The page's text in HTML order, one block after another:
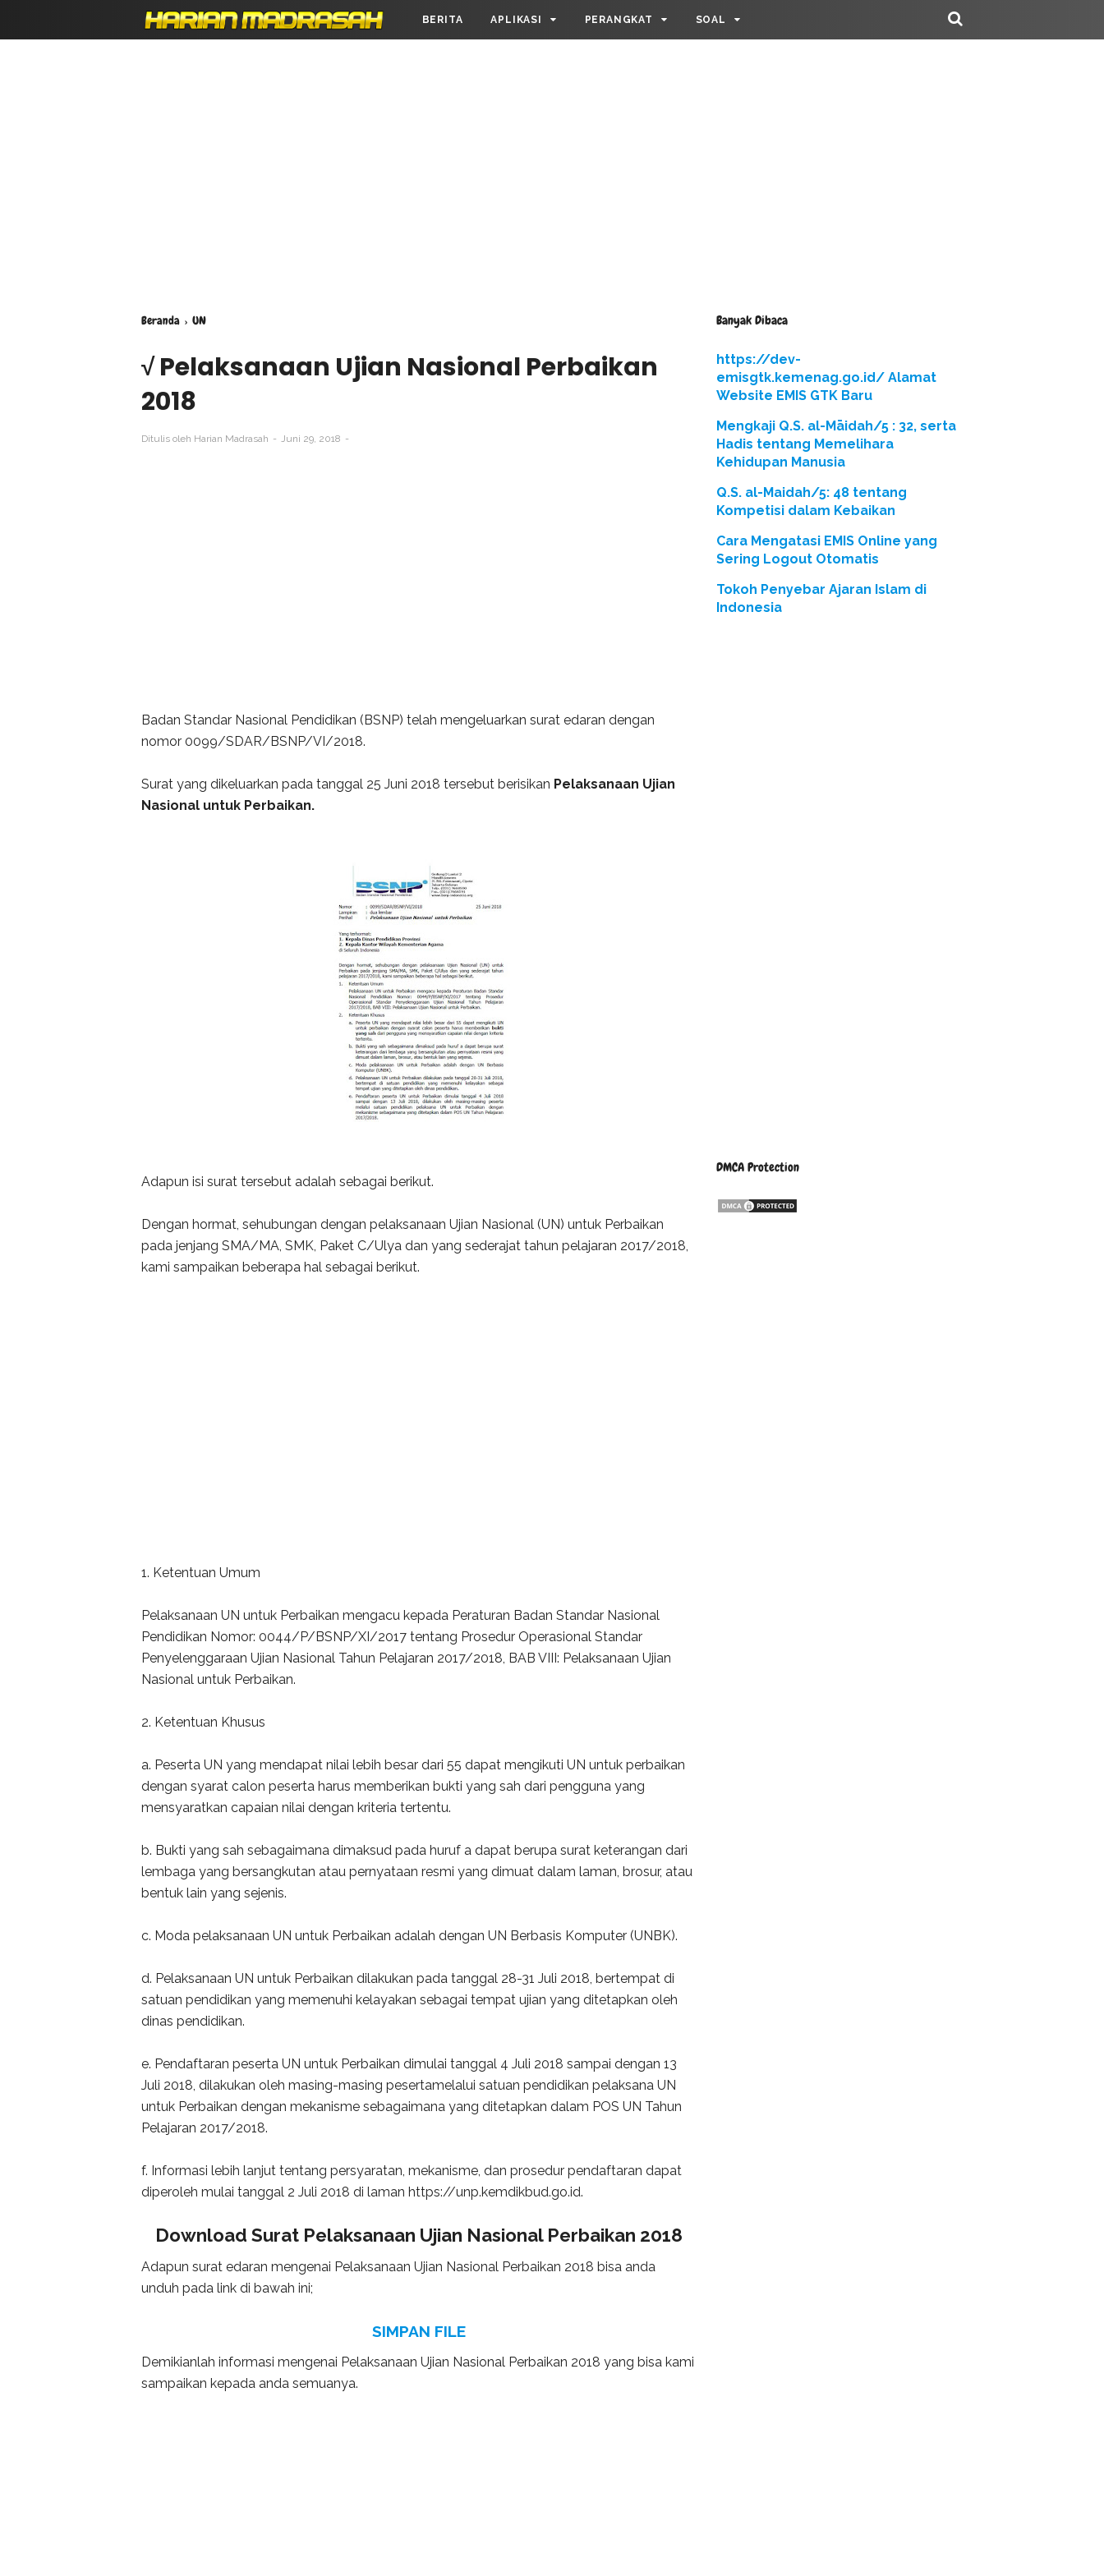
BERITA APLIKASI PERANGKAT SOAL
Beranda › UN
√ Pelaksanaan Ujian Nasional Perbaikan
2018
Ditulis oleh Harian Madrasah Juni 29, 2018
Badan Standar Nasional Pendidikan (BSNP) telah mengeluarkan surat edaran dengan
nomor 0099/SDAR/BSNP/VI/2018.
Surat yang dikeluarkan pada tanggal 25 Juni 2018 tersebut berisikan Pelaksanaan Ujian
Nasional untuk Perbaikan.
Adapun isi surat tersebut adalah sebagai berikut.
Dengan hormat, sehubungan dengan pelaksanaan Ujian Nasional (UN) untuk Perbaikan
pada jenjang SMA/MA, SMK, Paket C/Ulya dan yang sederajat tahun pelajaran 2017/2018,
kami sampaikan beberapa hal sebagai berikut.
1. Ketentuan Umum
Pelaksanaan UN untuk Perbaikan mengacu kepada Peraturan Badan Standar Nasional
Pendidikan Nomor: 0044/P/BSNP/XI/2017 tentang Prosedur Operasional Standar
Penyelenggaraan Ujian Nasional Tahun Pelajaran 2017/2018, BAB VIII: Pelaksanaan Ujian
Nasional untuk Perbaikan.
2. Ketentuan Khusus
a. Peserta UN yang mendapat nilai lebih besar dari 55 dapat mengikuti UN untuk perbaikan
dengan syarat calon peserta harus memberikan bukti yang sah dari pengguna yang
mensyaratkan capaian nilai dengan kriteria tertentu.
b. Bukti yang sah sebagaimana dimaksud pada huruf a dapat berupa surat keterangan dari
lembaga yang bersangkutan atau pernyataan resmi yang dimuat dalam laman, brosur, atau
bentuk lain yang sejenis.
c. Moda pelaksanaan UN untuk Perbaikan adalah dengan UN Berbasis Komputer (UNBK).
d. Pelaksanaan UN untuk Perbaikan dilakukan pada tanggal 28-31 Juli 2018, bertempat di
satuan pendidikan yang memenuhi kelayakan sebagai tempat ujian yang ditetapkan oleh
dinas pendidikan.
e. Pendaftaran peserta UN untuk Perbaikan dimulai tanggal 4 Juli 2018 sampai dengan 13
Juli 2018, dilakukan oleh masing-masing pesertamelalui satuan pendidikan pelaksana UN
untuk Perbaikan dengan mekanisme sebagaimana yang ditetapkan dalam POS UN Tahun
Pelajaran 2017/2018.
f. Informasi lebih lanjut tentang persyaratan, mekanisme, dan prosedur pendaftaran dapat
diperoleh mulai tanggal 2 Juli 2018 di laman https://unp.kemdikbud.go.id.
Download Surat Pelaksanaan Ujian Nasional Perbaikan 2018
Adapun surat edaran mengenai Pelaksanaan Ujian Nasional Perbaikan 2018 bisa anda
unduh pada link di bawah ini;
SIMPAN FILE
Demikianlah informasi mengenai Pelaksanaan Ujian Nasional Perbaikan 2018 yang bisa kami
sampaikan kepada anda semuanya.
Banyak Dibaca
https://dev-
emisgtk.kemenag.go.id/ Alamat
Website EMIS GTK Baru
Mengkaji Q.S. al-Māidah/5 : 32, serta
Hadis tentang Memelihara
Kehidupan Manusia
Q.S. al-Maidah/5: 48 tentang
Kompetisi dalam Kebaikan
Cara Mengatasi EMIS Online yang
Sering Logout Otomatis
Tokoh Penyebar Ajaran Islam di
Indonesia
DMCA Protection